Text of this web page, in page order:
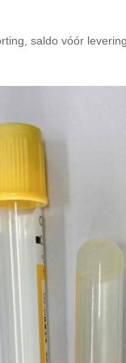
saldo vóór